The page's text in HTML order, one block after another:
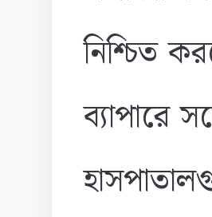
নিশ্চিত
ব্যাপারে